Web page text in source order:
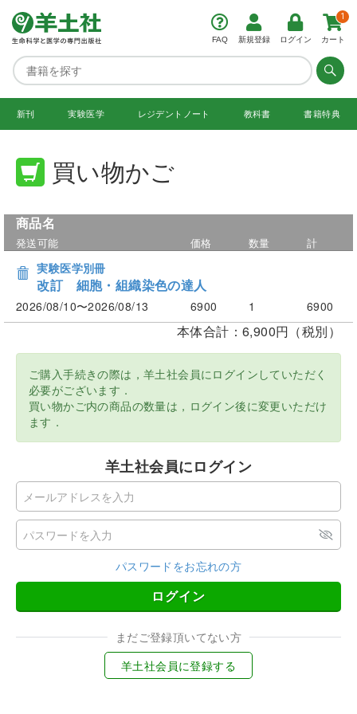
FAQ 新規登録 ログイン カート
1
新刊 実験医学 レジデント ノート 教科書 書籍特典
買い物かご
商品名
発送可能 価格 数量
計
実験医学別冊
改訂 細胞・組織染色の達人
2026/08/10〜2026/08/13 6900 1 6900
本体合計：6,900円（税別）
ご購入手続きの際は，羊土社会員にログインしていただく
必要がございます．
買い物かご内の商品の数量は，ログイン後に変更いただけ
ます．
羊土社会員にログイン
パスワードをお忘れの方
ログイン
まだご登録頂いてない方
羊土社会員に登録する